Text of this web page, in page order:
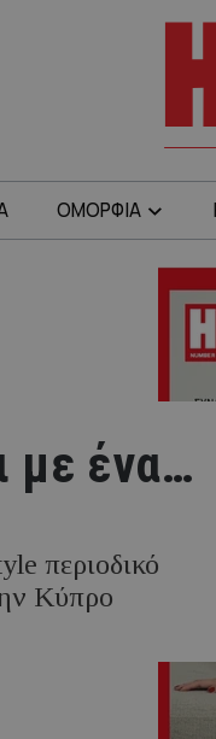
ΟΜΟΡΦΙΑ
με ένα…
περιοδικό
Κύπρο